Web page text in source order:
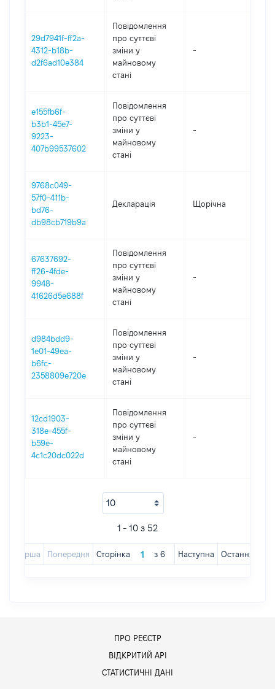
29d7941f-ff2a-
4312-b18b-
d2f6ad10e384
Повідомлення
про суттєві
зміни y
майновому
стані
-
e155fb6f-
b3b1-45e7-
9223-
407b99537602
Повідомлення
про суттєві
зміни y
майновому
стані
-
9768c049-
57f0-411b-
bd76-
db98cb719b9a
Декларація Щорічна
67637692-
ff26-4fde-
9948-
41626d5e688f
Повідомлення
про суттєві
зміни y
майновому
стані
-
d984bdd9-
1e01-49ea-
b6fc-
2358809e720e
Повідомлення
про суттєві
зміни y
майновому
стані
-
12cd1903-
318e-455f-
b59e-
4c1c20dc022d
Повідомлення
про суттєві
зміни y
майновому
стані
-
1 - 10 з 52
Перша Попередня Сторінка з 6 Наступна Остання
ПРО РЕЄСТР
ВІДКРИТИЙ АРІ
СТАТИСТИЧНІ ДАНІ